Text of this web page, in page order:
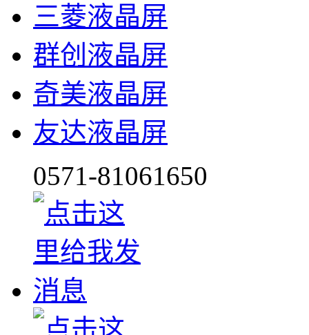
三菱液晶屏
群创液晶屏
奇美液晶屏
友达液晶屏
0571-81061650